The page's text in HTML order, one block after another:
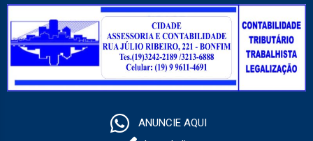
ANUNCIE AQUI